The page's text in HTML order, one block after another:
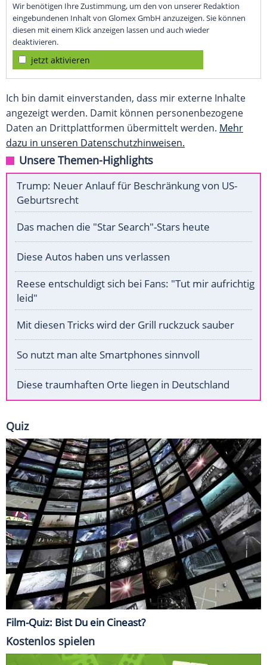
Wir benötigen Ihre Zustimmung, um den von unserer Redaktion
eingebundenen Inhalt von Glomex GmbH anzuzeigen. Sie können
diesen mit einem Klick anzeigen lassen und auch wieder
deaktivieren.
jetzt aktivieren
Ich bin damit einverstanden, dass mir externe Inhalte
angezeigt werden. Damit können personenbezogene
Daten an Drittplattformen übermittelt werden. Mehr
dazu in unseren Datenschutzhinweisen.
Unsere Themen-Highlights
Trump: Neuer Anlauf für Beschränkung von US-
Geburtsrecht
Das machen die "Star Search"-Stars heute
Diese Autos haben uns verlassen
Reese entschuldigt sich bei Fans: "Tut mir aufrichtig
leid"
Mit diesen Tricks wird der Grill ruckzuck sauber
So nutzt man alte Smartphones sinnvoll
Diese traumhaften Orte liegen in Deutschland
Quiz
Film-Quiz: Bist Du ein Cineast?
Kostenlos spielen